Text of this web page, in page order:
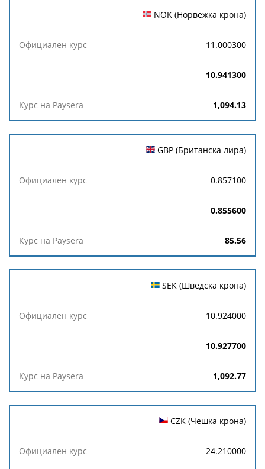
NOK (Норвежка крона)
11.000300
10.941300
1,094.13
GBP (Британска лира)
0.857100
0.855600
85.56
SEK (Шведска крона)
10.924000
10.927700
1,092.77
CZK (Чешка крона)
24.210000